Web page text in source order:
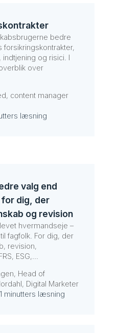
bedre
og risici. I
over
content manager
læsning
valg end
dig, der
og revision
hvermandseje –
fagfolk. For dig, der
revision,
ESG,...
Head of
Digital Marketer
1 minutters læsning